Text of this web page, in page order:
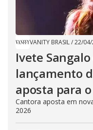
VANITY BRASIL/22/
Ivete
lançamento
aposta para
Cantora aposta em
2026